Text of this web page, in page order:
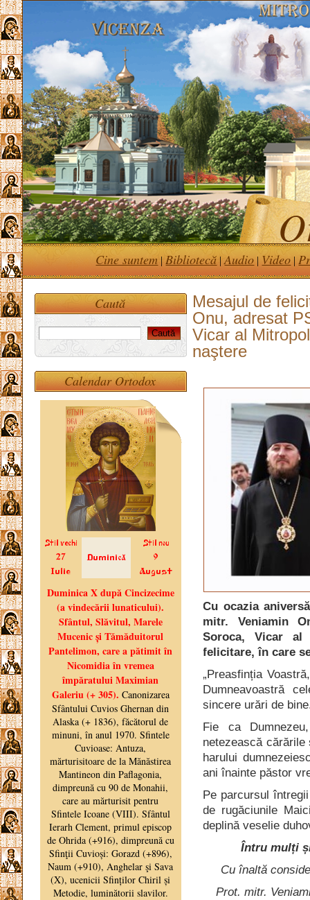
Cine suntem | Bibliotecă |Audio | Video |
Mesajul de
Onu, adresat
Vicar al
naştere
Cu ocazia
mitr. Veniamin
Soroca, Vicar al
felicitare, în care
„Preasfinția
Dumneavoastră
sincere urări de
Fie ca
netezească
harului
ani înainte păstor
Pe parcursul
de rugăciunile
deplină veselie
Întru mulți
Cu înaltă
Prot. mitr.
Caută
Calendar Ortodox